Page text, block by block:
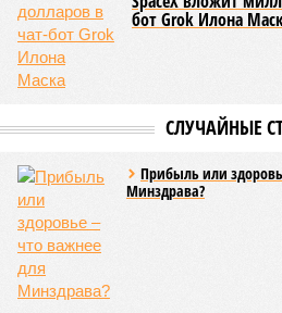
бот Grok Илона
СЛУЧАЙНЫЕ
Прибыль или
Минздрава?